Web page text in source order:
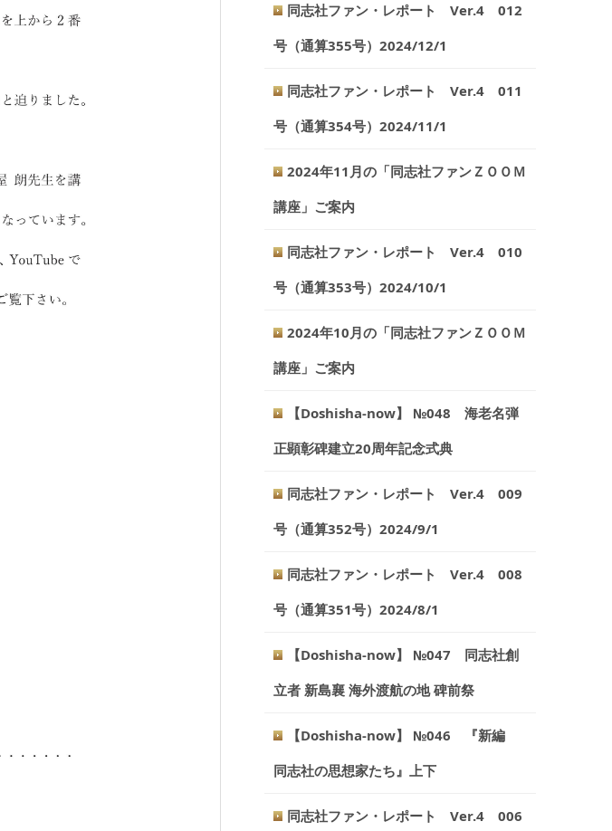
同志社ファン・レポート Ver.4 012
号（通算355号）2024/12/1
同志社ファン・レポート Ver.4 011
号（通算354号）2024/11/1
2024年11月の「同志社ファンＺＯＯＭ
講座」ご案内
同志社ファン・レポート Ver.4 010
号（通算353号）2024/10/1
2024年10月の「同志社ファンＺＯＯＭ
講座」ご案内
【Doshisha-now】 №048 海老名弾
正顕彰碑建立20周年記念式典
同志社ファン・レポート Ver.4 009
号（通算352号）2024/9/1
同志社ファン・レポート Ver.4 008
号（通算351号）2024/8/1
【Doshisha-now】 №047 同志社創
立者 新島襄 海外渡航の地 碑前祭
【Doshisha-now】 №046 『新編
同志社の思想家たち』上下
同志社ファン・レポート Ver.4 006